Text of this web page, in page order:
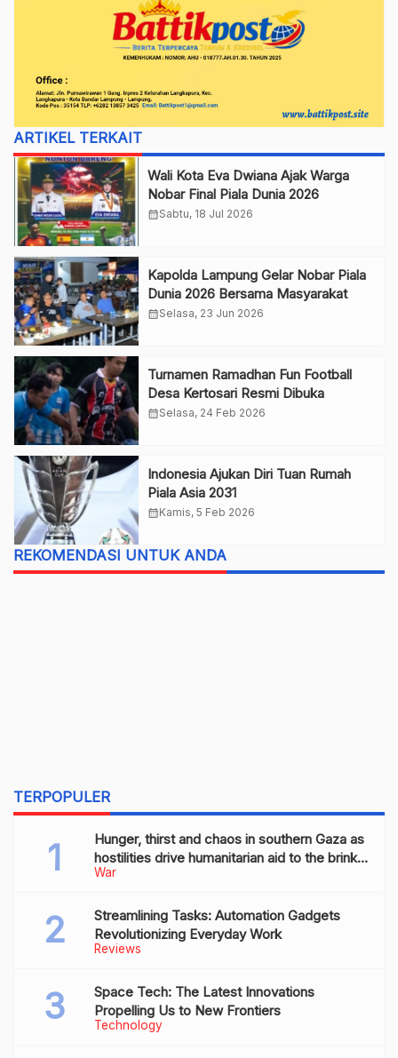
ARTIKEL TERKAIT
Wali Kota Eva Dwiana Ajak Warga
Nobar Final Piala Dunia 2026
calendar_monthSabtu, 18 Jul 2026
Kapolda Lampung Gelar Nobar Piala
Dunia 2026 Bersama Masyarakat
calendar_monthSelasa, 23 Jun 2026
Turnamen Ramadhan Fun Football
Desa Kertosari Resmi Dibuka
calendar_monthSelasa, 24 Feb 2026
Indonesia Ajukan Diri Tuan Rumah
Piala Asia 2031
calendar_monthKamis, 5 Feb 2026
REKOMENDASI UNTUK ANDA
TERPOPULER
War
Hunger, thirst and chaos in southern Gaza as
hostilities drive humanitarian aid to the brink
of collapse
Reviews
Streamlining Tasks: Automation Gadgets
Revolutionizing Everyday Work
Technology
Space Tech: The Latest Innovations
Propelling Us to New Frontiers